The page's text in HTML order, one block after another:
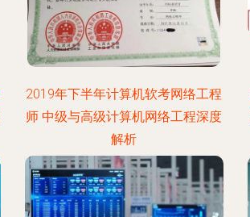
2019年下半年计算机软考网络工程
师 中级与高级计算机网络工程深度
解析